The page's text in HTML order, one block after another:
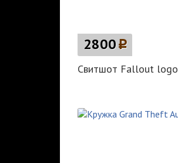
2800p
Свитшот Fallout logo